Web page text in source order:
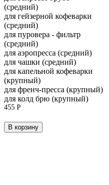
(средний)
для гейзерной кофеварки
(средний)
для пуровера - фильтр
(средний)
для аэропресса (средний)
для чашки (средний)
для капельной кофеварки
(крупный)
для френч-пресса (крупный)
для колд брю (крупный)
455 Р
В корзину